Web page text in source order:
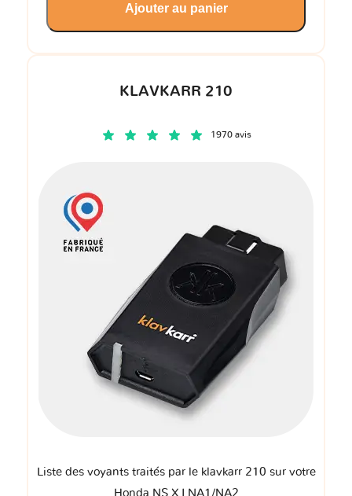
KLAVKARR 210
1970 avis
Liste des voyants traités par le klavkarr 210 sur votre
Honda NS X I NA1/NA2
Ajouter au panier